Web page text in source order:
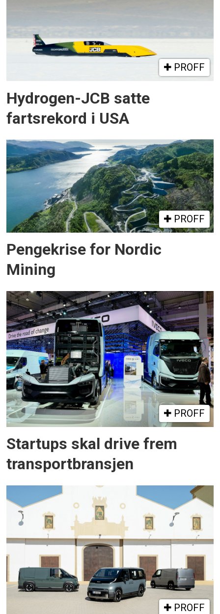
PROFF
Hydrogen-JCB satte
fartsrekord i USA
PROFF
Pengekrise for Nordic
Mining
PROFF
Startups skal drive frem
transportbransjen
PROFF